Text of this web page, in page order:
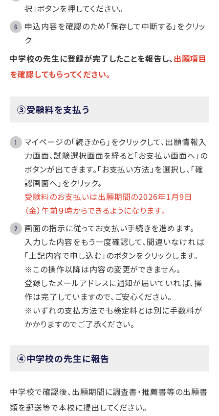
択」ボタンを押してください。
申込内容を確認のため「保存して中断する」をクリッ
ク
中学校の先生に登録が完了したことを報告し、出願項目
を確認してもらってください。
③受験料を支払う
マイページの「続きから」をクリックして、出願情報入
力画面、試験選択画面を経ると「お支払い画面へ」の
ボタンが出てきます。 「お支払い方法」を選択し、「確
認画面へ」をクリック。
受験料のお支払いは出願期間の2026年1月9日
（金）午前９時からできるようになります。
画面の指示に従ってお支払い手続きを進めます。
入力した内容をもう一度確認して、間違いなければ
「上記内容で申し込む」のボタンをクリックします。
※この操作以降は内容の変更ができません。
登録したメールアドレスに通知が届いていれば、操
作は完了していますので、ご安心ください。
※いずれの支払方法でも検定料とは別に手数料が
かかりますのでご了承ください。
④中学校の先生に報告
中学校で確認後、出願期間に調査書・推薦書等の出願書
類を郵送等で本校に提出してください。